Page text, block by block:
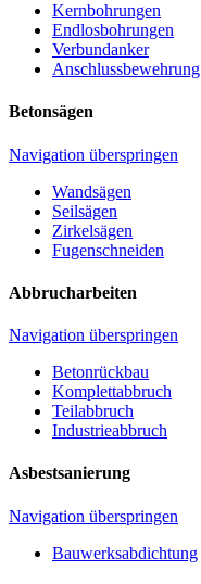
Kernbohrungen
Endlosbohrungen
Verbundanker
Anschlussbewehrung
Betonsägen
Navigation überspringen
Wandsägen
Seilsägen
Zirkelsägen
Fugenschneiden
Abbrucharbeiten
Navigation überspringen
Betonrückbau
Komplettabbruch
Teilabbruch
Industrieabbruch
Asbestsanierung
Navigation überspringen
Bauwerksabdichtung